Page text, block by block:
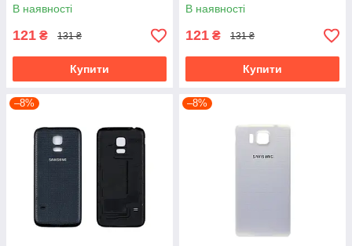
В наявності
121 ₴ 131 ₴
Купити
В наявності
121 ₴ 131 ₴
Купити
–8% –8%